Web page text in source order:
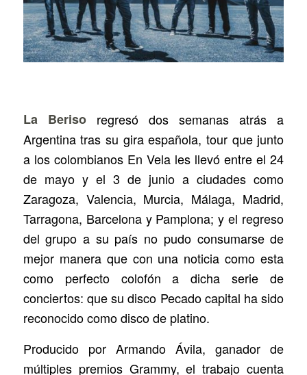
La Berisoregresó dos semanas atrás a
Argentina tras su gira española, tour que junto
a los colombianos En Vela les llevó entre el 24
de mayo y el 3 de junio a ciudades como
Zaragoza, Valencia, Murcia, Málaga, Madrid,
Tarragona, Barcelona y Pamplona; y el regreso
del grupo a su país no pudo consumarse de
mejor manera que con una noticia como esta
como perfecto colofón a dicha serie de
conciertos: que su disco Pecado capital ha sido
reconocido como disco de platino.
Producido por Armando Ávila, ganador de
múltiples premios Grammy, el trabajo cuenta